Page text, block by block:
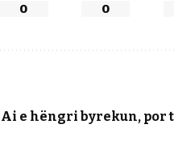
0 0
Ai e hëngri byrekun, por